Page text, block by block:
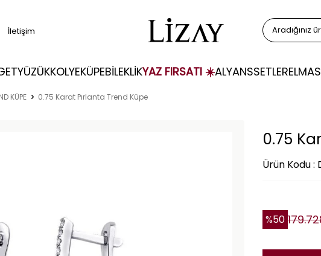
İletişim
YÜZÜKKOLYEKÜPEBİLEKLİKYAZ FIRSATI ☀️ALYANSSETLERELMAS
KÜPE 0.75 Karat Pırlanta Trend Küpe
0.75
Ürün Kodu :
%50